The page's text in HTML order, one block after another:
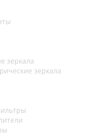
зеркала
зеркала